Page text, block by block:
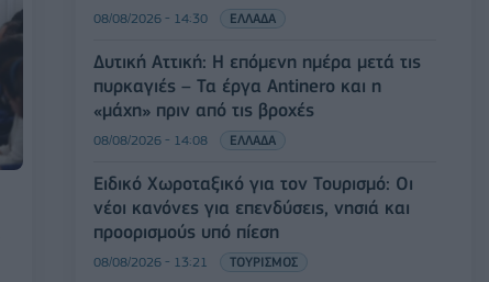
08/08/2026 - 14:30 ΕΛΛΑΔΑ
Δυτική Αττική: Η επόμενη ημέρα μετά τις
πυρκαγιές – Τα έργα Antinero και η
«μάχη» πριν από τις βροχές
08/08/2026 - 14:08 ΕΛΛΑΔΑ
Ειδικό Χωροταξικό για τον Τουρισμό: Οι
νέοι κανόνες για επενδύσεις, νησιά και
προορισμούς υπό πίεση
08/08/2026 - 13:21 ΤΟΥΡΙΣΜΟΣ